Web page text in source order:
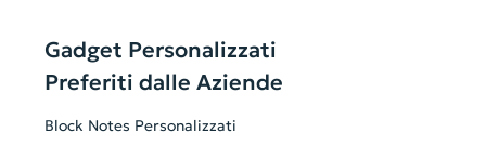
Gadget Personalizzati
Preferiti dalle Aziende
Block Notes Personalizzati